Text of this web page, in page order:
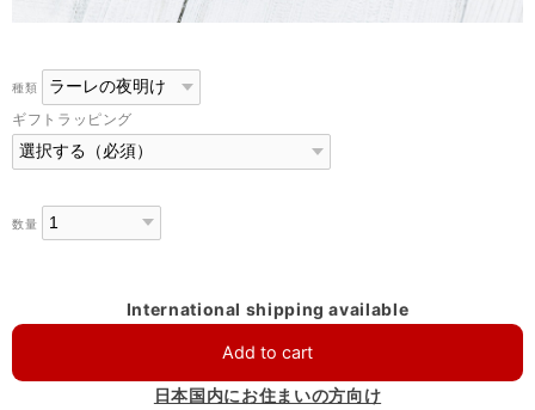
種類
ギフトラッピング
数量
International shipping available
Add to cart
日本国内にお住まいの方向け